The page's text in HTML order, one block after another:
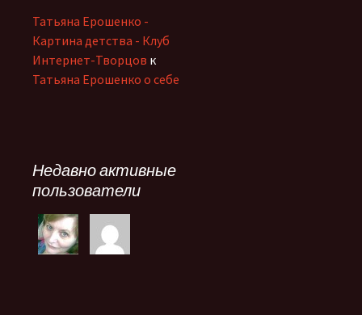
Татьяна Ерошенко -
Картина детства - Клуб
Интернет-Творцов к
Татьяна Ерошенко о себе
Недавно активные
пользователи